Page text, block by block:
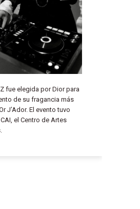
fue elegida por Dior para
de su fragancia más
J’Ador. El evento tuvo
el Centro de Artes